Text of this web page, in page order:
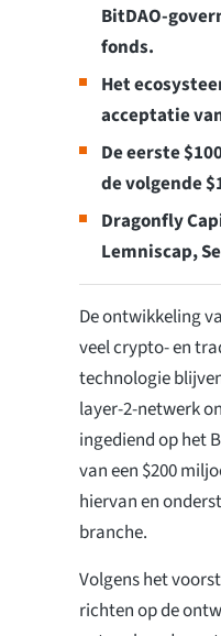
BitDAO-
fonds.
Het
acceptatie
De eerste
de volgende
Dragonfly
Lemniscap,
De ontwikkeling
veel crypto- en
technologie
layer-2-netwerk
ingediend op het
van een $200
hiervan en
branche.
Volgens het
richten op de